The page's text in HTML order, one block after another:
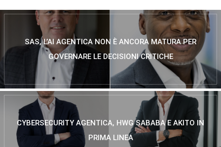
SAS, L’AI AGENTICA NON È ANCORA MATURA PER
GOVERNARE LE DECISIONI CRITICHE
CYBERSECURITY AGENTICA, HWG SABABA E AKITO IN
PRIMA LINEA